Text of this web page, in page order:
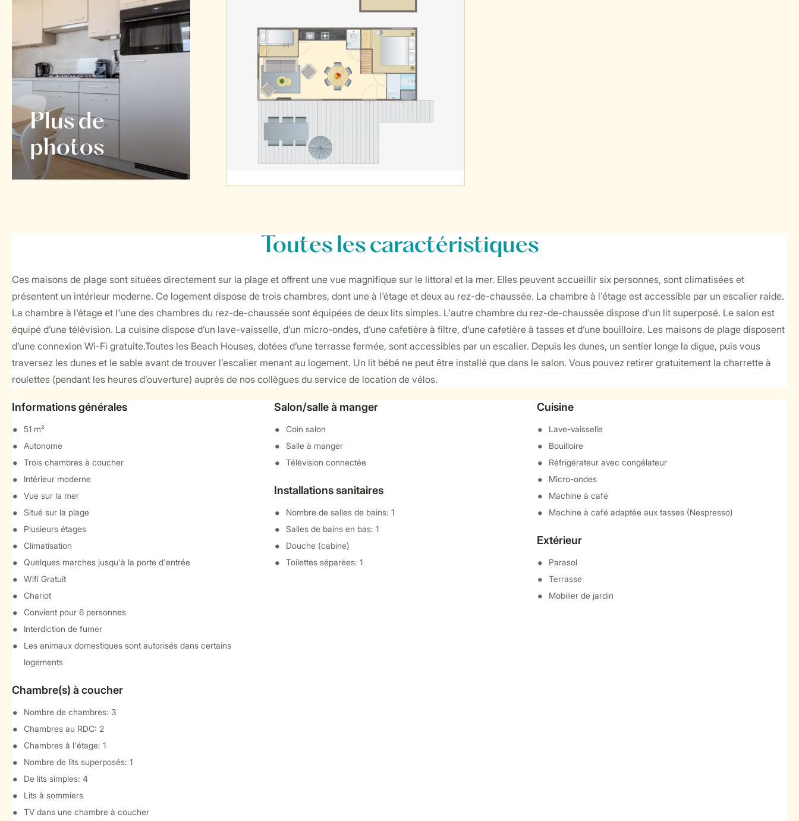
Plus de
photos
Toutesles caractéristiques
Ces maisons de plage sont situées directement sur la plage et offrent une vue magnifique sur le littoral et la mer. Elles peuvent accueillir six personnes, sont climatisées et
présentent un intérieur moderne. Ce logement dispose de trois chambres, dont une à l'étage et deux au rez-de-chaussée. La chambre à l'étage est accessible par un escalier raide.
La chambre à l'étage et l'une des chambres du rez-de-chaussée sont équipées de deux lits simples. L'autre chambre du rez-de-chaussée dispose d'un lit superposé. Le salon est
équipé d’une télévision. La cuisine dispose d’un lave-vaisselle, d’un micro-ondes, d’une cafetière à filtre, d’une cafetière à tasses et d’une bouilloire. Les maisons de plage disposent
d’une connexion Wi-Fi gratuite.Toutes les Beach Houses, dotées d’une terrasse fermée, sont accessibles par un escalier. Depuis les dunes, un sentier longe la digue, puis vous
traversez les dunes et le sable avant de trouver l’escalier menant au logement. Un lit bébé ne peut être installé que dans le salon. Vous pouvez retirer gratuitement la charrette à
roulettes (pendant les heures d’ouverture) auprès de nos collègues du service de location de vélos.
Informations générales
51 m²
Autonome
Trois chambres à coucher
Intérieur moderne
Vue sur la mer
Situé sur la plage
Plusieurs étages
Climatisation
Quelques marches jusqu'à la porte d'entrée
Wifi Gratuit
Chariot
Convient pour 6 personnes
Interdiction de fumer
Les animaux domestiques sont autorisés dans certains
logements
Chambre(s) à coucher
Nombre de chambres: 3
Chambres au RDC: 2
Chambres à l'étage: 1
Nombre de lits superposés: 1
De lits simples: 4
Lits à sommiers
TV dans une chambre à coucher
Salon/salle à manger
Coin salon
Salle à manger
Télévision connectée
Installations sanitaires
Nombre de salles de bains: 1
Salles de bains en bas: 1
Douche (cabine)
Toilettes séparées: 1
Cuisine
Lave-vaisselle
Bouilloire
Réfrigérateur avec congélateur
Micro-ondes
Machine à café
Machine à café adaptée aux tasses (Nespresso)
Extérieur
Parasol
Terrasse
Mobilier de jardin